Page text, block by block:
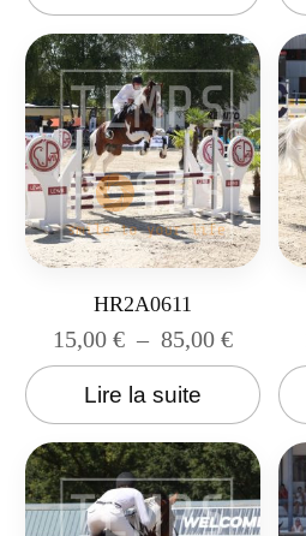
HR2A0611
15,00 € – 85,00 €
Lire la suite